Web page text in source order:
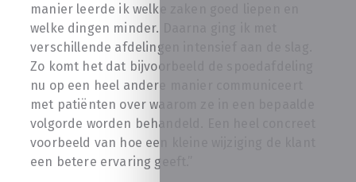
manier leerde ik welke zaken goed liepen en
welke dingen minder. Daarna ging ik met
verschillende afdelingen intensief aan de slag.
Zo komt het dat bijvoorbeeld de spoedafdeling
nu op een heel andere manier communiceert
met patiënten over waarom ze in een bepaalde
volgorde worden behandeld. Een heel concreet
voorbeeld van hoe een kleine wijziging de klant
een betere ervaring geeft.”